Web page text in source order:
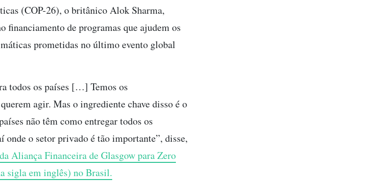
(COP-26), o britânico Alok Sharma,
financiamento de programas que ajudem os
prometidas no último evento global
todos os países […] Temos os
agir. Mas o ingrediente chave disso é o
não têm como entregar todos os
o setor privado é tão importante”, disse,
Aliança Financeira de Glasgow para Zero
sigla em inglês) no Brasil.